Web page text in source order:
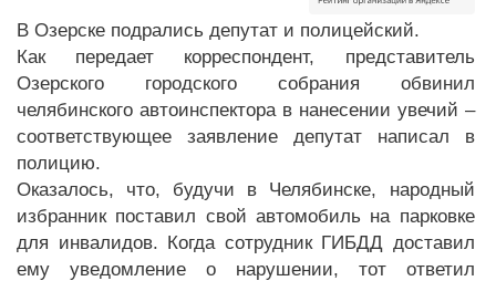
В Озерске подрались депутат и полицейский.
Как передает корреспондент, представитель
Озерского городского собрания обвинил
челябинского автоинспектора в нанесении увечий –
соответствующее заявление депутат написал в
полицию.
Оказалось, что, будучи в Челябинске, народный
избранник поставил свой автомобиль на парковке
для инвалидов. Когда сотрудник ГИБДД доставил
ему уведомление о нарушении, тот ответил